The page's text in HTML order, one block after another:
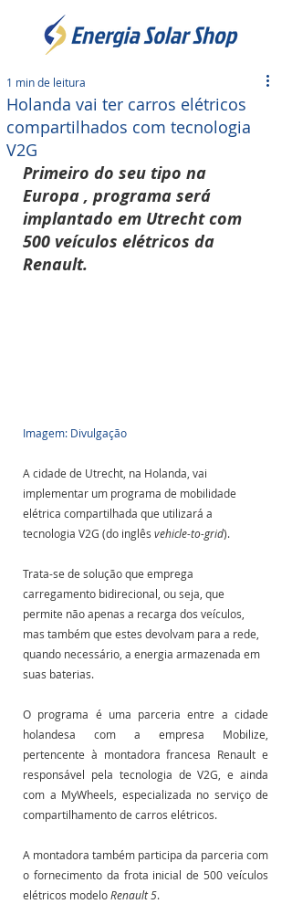
Holanda vai ter carros elétricos
compartilhados com tecnologia
V2G
1 min de leitura
Primeiro do seu tipo na
Europa , programa será
implantado em Utrecht com
500 veículos elétricos da
Renault.
Imagem: Divulgação
A cidade de Utrecht, na Holanda, vai
implementar um programa de mobilidade
elétrica compartilhada que utilizará a
tecnologia V2G (do inglês vehicle-to-grid).
Trata-se de solução que emprega
carregamento bidirecional, ou seja, que
permite não apenas a recarga dos veículos,
mas também que estes devolvam para a rede,
quando necessário, a energia armazenada em
suas baterias.
O programa é uma parceria entre a cidade
holandesa com a empresa Mobilize,
pertencente à montadora francesa Renault e
responsável pela tecnologia de V2G, e ainda
com a MyWheels, especializada no serviço de
compartilhamento de carros elétricos.
A montadora também participa da parceria com
o fornecimento da frota inicial de 500 veículos
elétricos modelo Renault 5.